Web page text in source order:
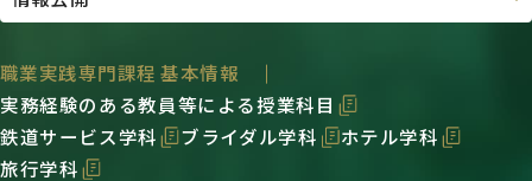
職業実践専門課程 基本情報
実務経験のある教員等による授業科目
鉄道サービス学科
ブライダル学科
ホテル学科
旅行学科